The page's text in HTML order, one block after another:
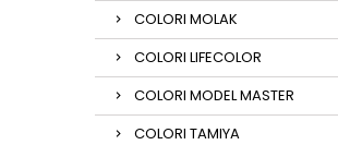
COLORI MOLAK
COLORI LIFECOLOR
COLORI MODEL MASTER
COLORI TAMIYA